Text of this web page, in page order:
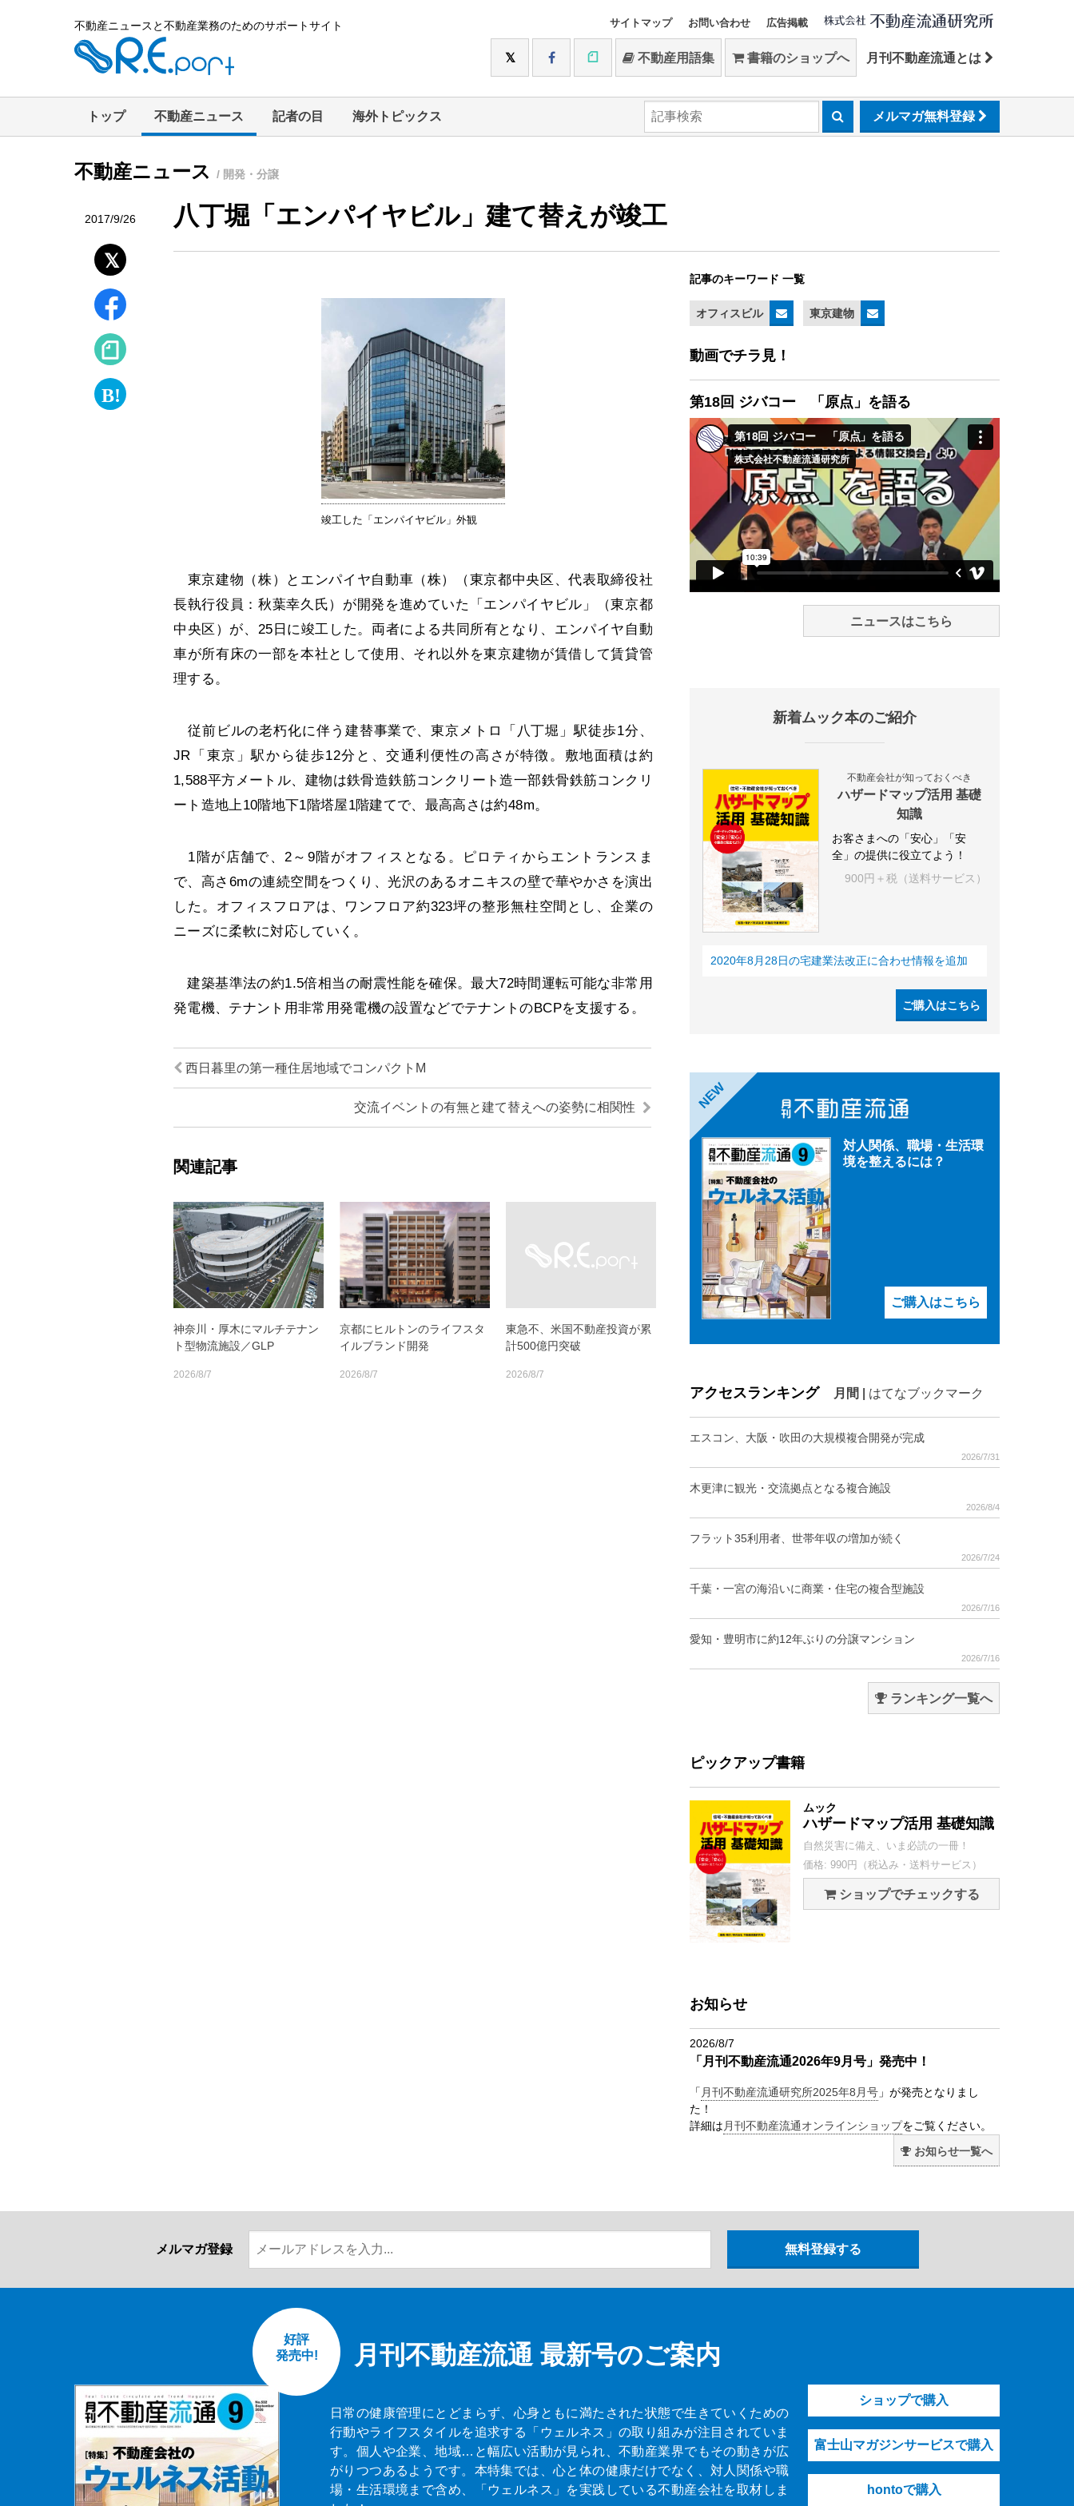
不動産ニュースと不動産業務のためのサポートサイト サイトマップ お問い合わせ 広告掲載
不動産用語集 書籍のショップへ 月刊不動産流通とは
トップ 不動産ニュース 記者の目 海外トピックス メルマガ無料登録
不動産ニュース / 開発・分譲
2017/9/26 八丁堀「エンパイヤビル」建て替えが竣工
竣工した「エンパイヤビル」外観
東京建物（株）とエンパイヤ自動車（株）（東京都中央区、代表取締役社
長執行役員：秋葉幸久氏）が開発を進めていた「エンパイヤビル」（東京都
中央区）が、25日に竣工した。両者による共同所有となり、エンパイヤ自動
車が所有床の一部を本社として使用、それ以外を東京建物が賃借して賃貸管
理する。
従前ビルの老朽化に伴う建替事業で、東京メトロ「八丁堀」駅徒歩1分、
JR「東京」駅から徒歩12分と、交通利便性の高さが特徴。敷地面積は約
1,588平方メートル、建物は鉄骨造鉄筋コンクリート造一部鉄骨鉄筋コンクリ
ート造地上10階地下1階塔屋1階建てで、最高高さは約48m。
1階が店舗で、2～9階がオフィスとなる。ピロティからエントランスま
で、高さ6mの連続空間をつくり、光沢のあるオニキスの壁で華やかさを演出
した。オフィスフロアは、ワンフロア約323坪の整形無柱空間とし、企業の
ニーズに柔軟に対応していく。
建築基準法の約1.5倍相当の耐震性能を確保。最大72時間運転可能な非常用
発電機、テナント用非常用発電機の設置などでテナントのBCPを支援する。
西日暮里の第一種住居地域でコンパクトM
交流イベントの有無と建て替えへの姿勢に相関性
関連記事
神奈川・厚木にマルチテナン
ト型物流施設／GLP
2026/8/7
京都にヒルトンのライフスタ
イルブランド開発
2026/8/7
東急不、米国不動産投資が累
計500億円突破
2026/8/7
記事のキーワード 一覧
オフィスビル 東京建物
動画でチラ見！
第18回 ジバコー 「原点」を語る
ニュースはこちら
新着ムック本のご紹介
不動産会社が知っておくべき
ハザードマップ活用 基礎
知識
お客さまへの「安心」「安
全」の提供に役立てよう！
900円＋税（送料サービス）
2020年8月28日の宅建業法改正に合わせ情報を追加
ご購入はこちら
NEW
対人関係、職場・生活環
境を整えるには？
ご購入はこちら
アクセスランキング 月間 はてなブックマーク
エスコン、大阪・吹田の大規模複合開発が完成
2026/7/31
木更津に観光・交流拠点となる複合施設
2026/8/4
フラット35利用者、世帯年収の増加が続く
2026/7/24
千葉・一宮の海沿いに商業・住宅の複合型施設
2026/7/16
愛知・豊明市に約12年ぶりの分譲マンション
2026/7/16
ランキング一覧へ
ピックアップ書籍
ムック
ハザードマップ活用 基礎知識
自然災害に備え、いま必読の一冊！
価格: 990円（税込み・送料サービス）
ショップでチェックする
お知らせ
2026/8/7
「月刊不動産流通2026年9月号」発売中！
「 月刊不動産流通研究所2025年8月号 」が発売となりまし
た！
詳細は 月刊不動産流通オンラインショップをご覧ください。
お知らせ一覧へ
メルマガ登録
月刊不動産流通 最新号のご案内
好評
発売中!
日常の健康管理にとどまらず、心身ともに満たされた状態で生きていくための
行動やライフスタイルを追求する「ウェルネス」の取り組みが注目されていま
す。個人や企業、地域…と幅広い活動が見られ、不動産業界でもその動きが広
がりつつあるようです。本特集では、心と体の健康だけでなく、対人関係や職
場・生活環境まで含め、「ウェルネス」を実践している不動産会社を取材しま
ショップで購入
富士山マガジンサービスで購入
hontoで購入